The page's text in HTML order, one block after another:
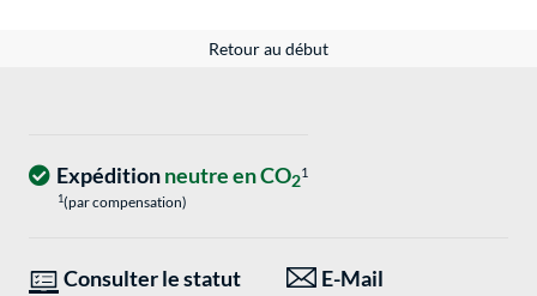
Retour au début
Expéditionneutre en CO21
1(par compensation)
Consulter le statut
E-Mail